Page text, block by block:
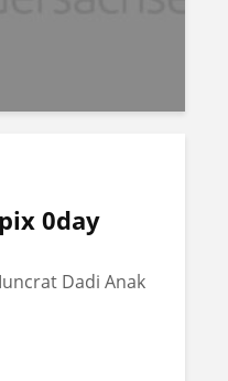
0day
Dadi Anak